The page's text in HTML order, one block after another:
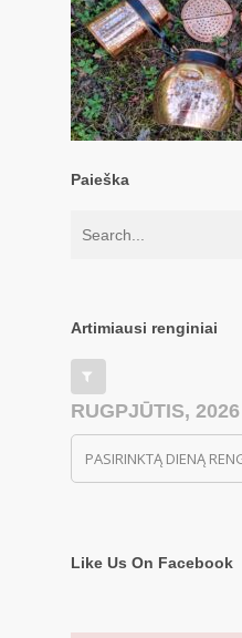
Paieška
Artimiausi renginiai
RUGPJŪTIS, 2026
PASIRINKTĄ DIENĄ
Like Us On Facebook